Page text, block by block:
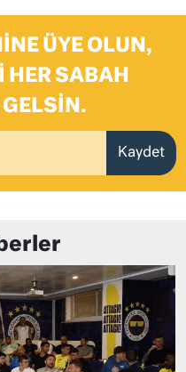
ÜYE OLUN,
HER SABAH
Kaydet